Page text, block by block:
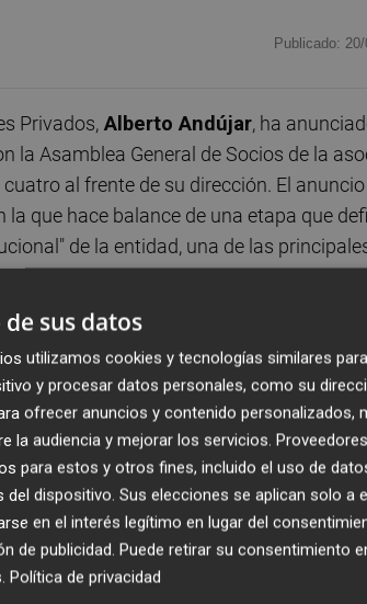
Publicado: 20/
Privados, Alberto Andújar, ha
la Asamblea General de Socios de la
al frente de su dirección. El
que hace balance de una etapa que
de la entidad, una de las
en
de finanzas y coinversión y
se produce menos de un año después
etapa liderada porPedro de Álava
Entonces, la organización señaló entre
la propuesta de valor y consolidar
continuó encabezado por
general prevista para junio.
sus datos
utilizamos cookies y tecnologías similares
y procesar datos personales, como su
ofrecer anuncios y contenido personalizados,
la audiencia y mejorar los servicios.
para estos y otros fines, incluido el uso de
dispositivo. Sus elecciones se aplican solo a
en el interés legítimo en lugar del
de publicidad. Puede retirar su consentimiento
. Política de privacidad